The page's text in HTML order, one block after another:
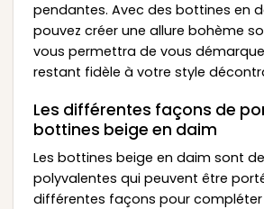
pendantes. Avec des bottines en
pouvez créer une allure bohème
vous permettra de vous
restant fidèle à votre style
Les différentes façons de
bottines beige en daim
Les bottines beige en daim sont
polyvalentes qui peuvent être
différentes façons pour compléter